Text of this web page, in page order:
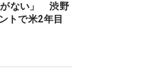
がない」 渋野
トで米2年目